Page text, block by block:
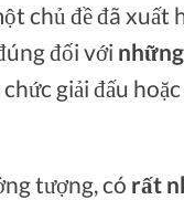
chủ đề đã xuất
đối với
giải đấu
tượng, có rất